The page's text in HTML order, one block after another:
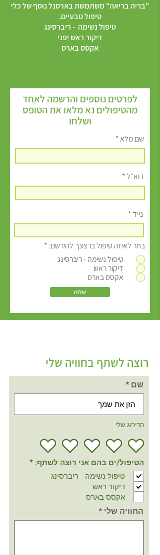
"בריה בריאה" משתמשת בארסנל נוסף של כלי
טיפול טבעיים.
טיפול נשימה - ריברסינג
דיקור ראש יפני
אקסס בארס
לפרטים נוספים והרשמה לאחד
מהטיפולים נא מלאו את הטופס
ושלחו
שם מלא
דוא״ל
נייד
בחר לאיזה טיפול ברצונך להירשם: *
טיפול נשימה - ריברסינג
דיקור ראש
אקסס בארס
שלחו
רוצה לשתף בחוויה שלי
שם
הדירוג שלי
הטיפול/ים בהם אני רוצה לשתף: *ח
טיפול נשימה - ריברסינג
דיקור ראש
אקסס בארס
החוויה שלי